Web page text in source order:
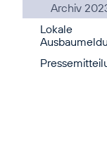
Archiv
Lokale